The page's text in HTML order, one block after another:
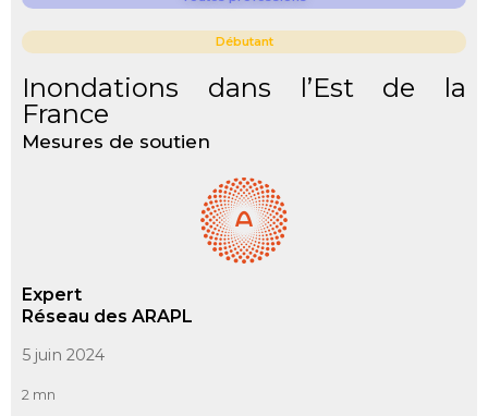
Débutant
Inondations dans l’Est de la
France
Mesures de soutien
Expert
Réseau des ARAPL
5 juin 2024
2 mn